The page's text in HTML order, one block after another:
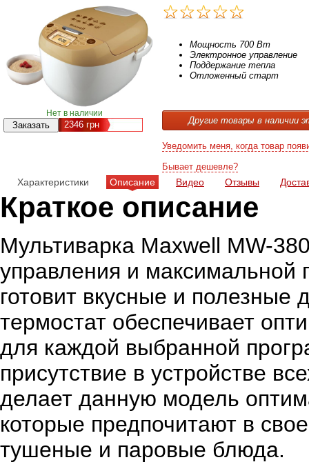
Нет в наличии
2346 грн
Мощность 700 Вт
Электронное управление
Поддержание тепла
Отложенный старт
Другие товары в наличии
Уведомить меня, когда товар
Бывает дешевле?
Характеристики Описание Видео Отзывы
Краткое описание
Мультиварка Maxwell MW-
управления и
готовит вкусные и
термостат обеспечивает
для каждой выбранной
присутствие в устройстве
делает данную модель
которые предпочитают в
тушеные и паровые блюда.